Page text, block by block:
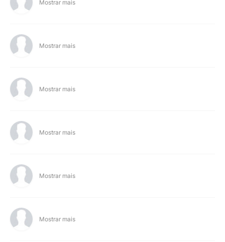
Mostrar mais
Mostrar mais
Mostrar mais
Mostrar mais
Mostrar mais
Mostrar mais